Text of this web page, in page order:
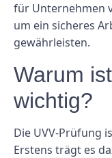
für Unternehmen
um ein sicheres
gewährleisten.
Warum
wichtig?
Die UVV-Prüfung
Erstens trägt es